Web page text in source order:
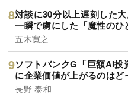
対談に30分以上遅刻した
一瞬で虜にした「魔性のひ
五木寛之
ソフトバンクG「巨額AI
に企業価値が上がるのはど
長野 泰和